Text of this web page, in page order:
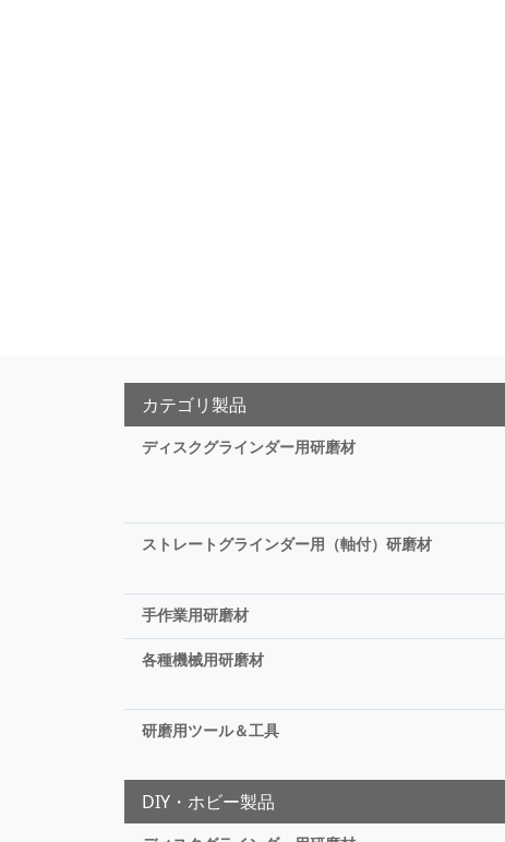
カテゴリ製品
ディスクグラインダー用研磨材
ストレートグラインダー用（軸付）研磨材
手作業用研磨材
各種機械用研磨材
研磨用ツール＆工具
DIY・ホビー製品